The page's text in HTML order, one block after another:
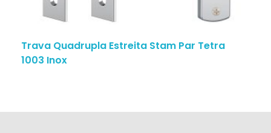
Trava Quadrupla Estreita Stam Par Tetra
1003 Inox